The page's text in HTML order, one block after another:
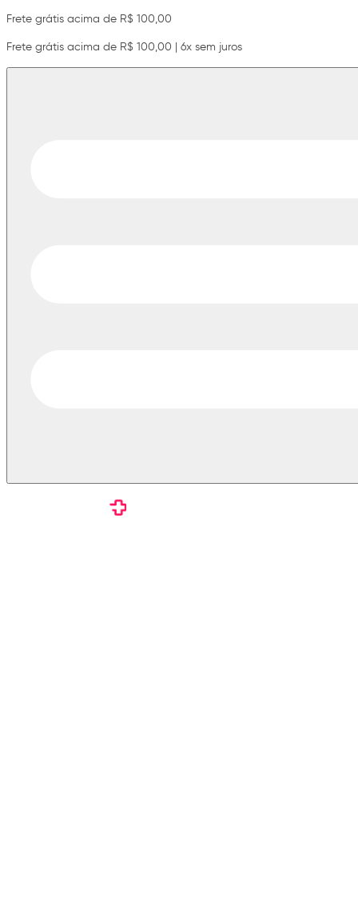
Frete grátis acima de R$ 100,00
Frete grátis acima de R$ 100,00 | 6x sem juros